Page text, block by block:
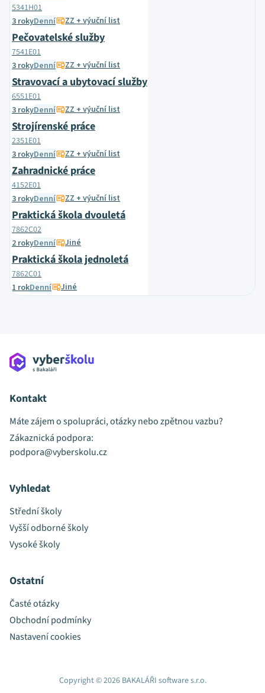
5341H01
3 rokyDenní ZZ + výuční list
Pečovatelské služby
7541E01
3 rokyDenní ZZ + výuční list
Stravovací a ubytovací služby
6551E01
3 rokyDenní ZZ + výuční list
Strojírenské práce
2351E01
3 rokyDenní ZZ + výuční list
Zahradnické práce
4152E01
3 rokyDenní ZZ + výuční list
Praktická škola dvouletá
7862C02
2 rokyDenní Jiné
Praktická škola jednoletá
7862C01
1 rokDenní Jiné
Kontakt
Máte zájem o spolupráci, otázky nebo zpětnou vazbu?
Zákaznická podpora:
podpora@vyberskolu.cz
Vyhledat
Střední školy
Vyšší odborné školy
Vysoké školy
Ostatní
Časté otázky
Obchodní podmínky
Nastavení cookies
Copyright © 2026 BAKALÁŘI software s.r.o.